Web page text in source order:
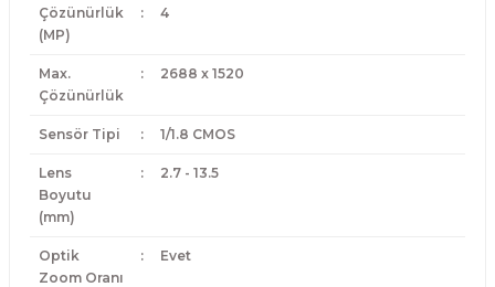
Çözünürlük
(MP)
: 4
Max.
Çözünürlük
: 2688 x 1520
Sensör Tipi : 1/1.8 CMOS
Lens
Boyutu
(mm)
: 2.7 - 13.5
Optik
Zoom Oranı
: Evet